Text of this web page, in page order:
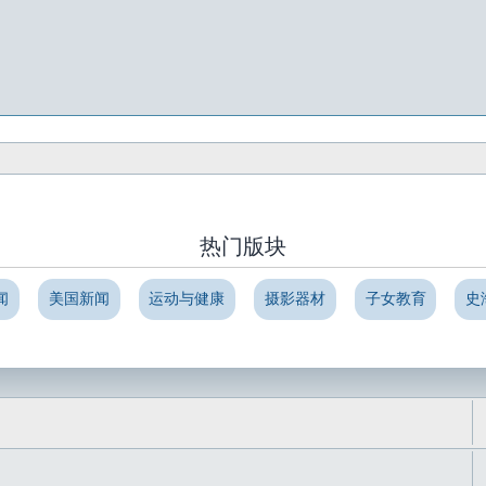
热门版块
美国新闻 运动与健康 摄影器材 子女教育 史